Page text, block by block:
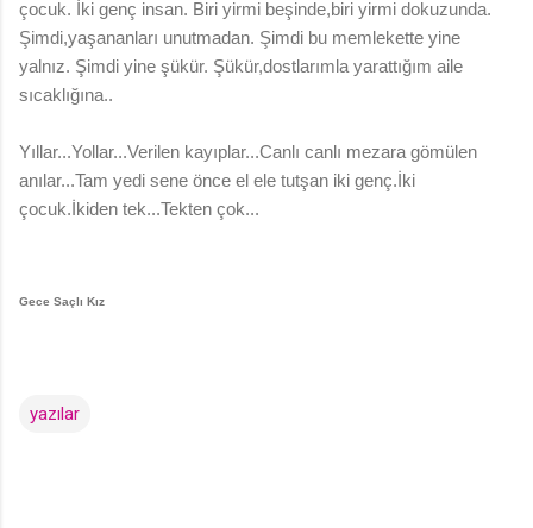
çocuk. İki genç insan. Biri yirmi beşinde,biri yirmi dokuzunda.
Şimdi,yaşananları unutmadan. Şimdi bu memlekette yine
yalnız. Şimdi yine şükür. Şükür,dostlarımla yarattığım aile
sıcaklığına..
Yıllar...Yollar...Verilen kayıplar...Canlı canlı mezara gömülen
anılar...Tam yedi sene önce el ele tutşan iki genç.İki
çocuk.İkiden tek...Tekten çok...
Gece Saçlı Kız
yazılar